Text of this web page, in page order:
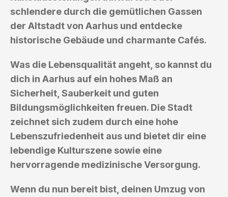
schlendere durch die gemütlichen Gassen
der Altstadt von Aarhus und entdecke
historische Gebäude und charmante Cafés.
Was die Lebensqualität angeht, so kannst du
dich in Aarhus auf ein hohes Maß an
Sicherheit, Sauberkeit und guten
Bildungsmöglichkeiten freuen. Die Stadt
zeichnet sich zudem durch eine hohe
Lebenszufriedenheit aus und bietet dir eine
lebendige Kulturszene sowie eine
hervorragende medizinische Versorgung.
Wenn du nun bereit bist, deinen Umzug von